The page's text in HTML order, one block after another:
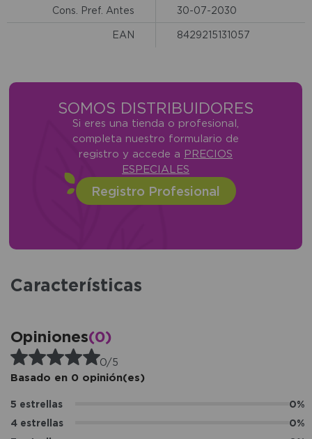
Cons. Pref. Antes 30-07-2030
EAN 8429215131057
SOMOS DISTRIBUIDORES
Si eres una tienda o profesional,
completa nuestro formulario de
registro y accede a PRECIOS
ESPECIALES
Registro Profesional
Características
Opiniones(0)
0/5
Basado en 0 opinión(es)
5 estrellas
0%
4 estrellas
0%